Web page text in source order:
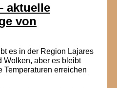
aktuelle
von
es in der Region Lajares
Wolken, aber es bleibt
Temperaturen erreichen